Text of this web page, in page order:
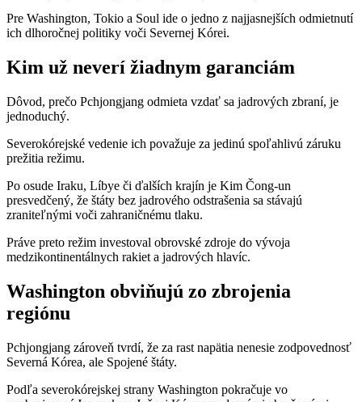
Pre Washington, Tokio a Soul ide o jedno z najjasnejších odmietnutí
ich dlhoročnej politiky voči Severnej Kórei.
Kim už neverí žiadnym garanciám
Dôvod, prečo Pchjongjang odmieta vzdať sa jadrových zbraní, je
jednoduchý.
Severokórejské vedenie ich považuje za jedinú spoľahlivú záruku
prežitia režimu.
Po osude Iraku, Líbye či ďalších krajín je Kim Čong-un
presvedčený, že štáty bez jadrového odstrašenia sa stávajú
zraniteľnými voči zahraničnému tlaku.
Práve preto režim investoval obrovské zdroje do vývoja
medzikontinentálnych rakiet a jadrových hlavíc.
Washington obviňujú zo zbrojenia
regiónu
Pchjongjang zároveň tvrdí, že za rast napätia nenesie zodpovednosť
Severná Kórea, ale Spojené štáty.
Podľa severokórejskej strany Washington pokračuje vo